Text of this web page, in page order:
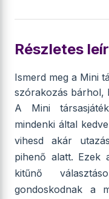
Részletes
Ismerd meg a Mini
szórakozás bárhol,
A Mini
mindenki által
vihesd akár
pihenő alatt. Ezek
kitűnő
gondoskodnak a